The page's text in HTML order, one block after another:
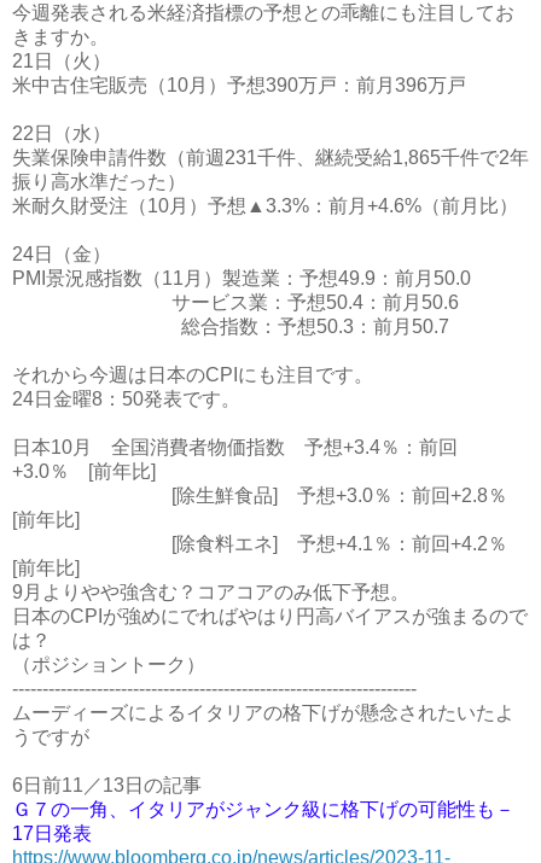
今週発表される米経済指標の予想との乖離にも注目してお
きますか。
21日（火）
米中古住宅販売（10月）予想390万戸：前月396万戸
22日（水）
失業保険申請件数（前週231千件、継続受給1,865千件で2年
振り高水準だった）
米耐久財受注（10月）予想▲3.3%：前月+4.6%（前月比）
24日（金）
PMI景況感指数（11月）製造業：予想49.9：前月50.0
サービス業：予想50.4：前月50.6
総合指数：予想50.3：前月50.7
それから今週は日本のCPIにも注目です。
24日金曜8：50発表です。
日本10月 全国消費者物価指数 予想+3.4％：前回
+3.0％ [前年比]
[除生鮮食品] 予想+3.0％：前回+2.8％
[前年比]
[除食料エネ] 予想+4.1％：前回+4.2％
[前年比]
9月よりやや強含む？コアコアのみ低下予想。
日本のCPIが強めにでればやはり円高バイアスが強まるので
は？
（ポジショントーク）
-------------------------------------------------------------------
ムーディーズによるイタリアの格下げが懸念されたいたよ
うですが
6日前11／13日の記事
Ｇ７の一角、イタリアがジャンク級に格下げの可能性も－
17日発表
https://www.bloomberg.co.jp/news/articles/2023-11-